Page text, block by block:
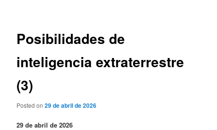
Posibilidades de
inteligencia extraterrestre
(3)
Posted on29 de abril de 2026
29 de abril de 2026